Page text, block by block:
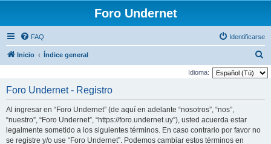
Foro Undernet
FAQ Identificarse
Inicio Índice general
u
Idioma:
Foro Undernet - Registro
Al ingresar en “Foro Undernet” (de aquí en adelante “nosotros”, “nos”,
“nuestro”, “Foro Undernet”, “https://foro.undernet.uy”), usted acuerda estar
legalmente sometido a los siguientes términos. En caso contrario por favor no
se registre y/o use “Foro Undernet”. Podemos cambiar estos términos en